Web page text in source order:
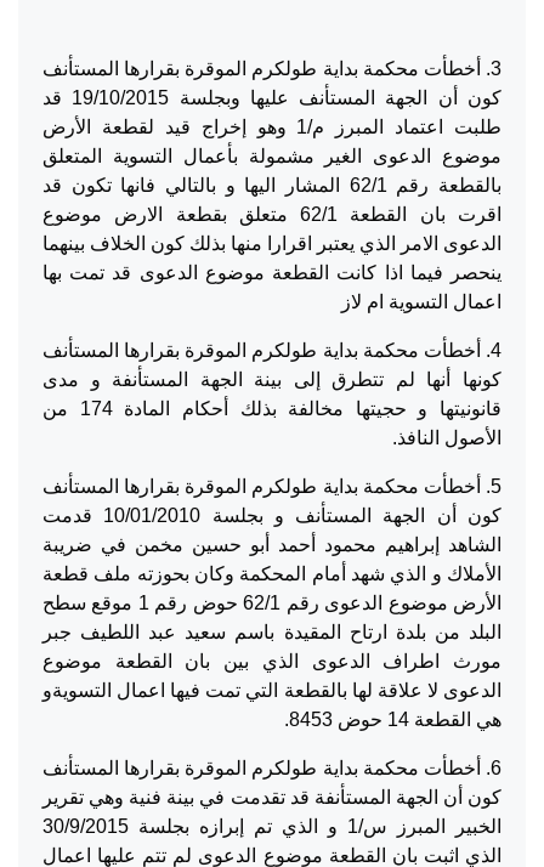
3. أخطأت محكمة بداية طولكرم الموقرة بقرارها المستأنف
كون أن الجهة المستأنف عليها وبجلسة 19/10/2015 قد
طلبت اعتماد المبرز م/1 وهو إخراج قيد لقطعة الأرض
موضوع الدعوى الغير مشمولة بأعمال التسوية المتعلق
بالقطعة رقم 62/1 المشار اليها و بالتالي فانها تكون قد
اقرت بان القطعة 62/1 متعلق بقطعة الارض موضوع
الدعوى الامر الذي يعتبر اقرارا منها بذلك كون الخلاف بينهما
ينحصر فيما اذا كانت القطعة موضوع الدعوى قد تمت بها
اعمال التسوية ام لاز
4. أخطأت محكمة بداية طولكرم الموقرة بقرارها المستأنف
كونها أنها لم تتطرق إلى بينة الجهة المستأنفة و مدى
قانونيتها و حجيتها مخالفة بذلك أحكام المادة 174 من
الأصول النافذ.
5. أخطأت محكمة بداية طولكرم الموقرة بقرارها المستأنف
كون أن الجهة المستأنف و بجلسة 10/01/2010 قدمت
الشاهد إبراهيم محمود أحمد أبو حسين مخمن في ضريبة
الأملاك و الذي شهد أمام المحكمة وكان بحوزته ملف قطعة
الأرض موضوع الدعوى رقم 62/1 حوض رقم 1 موقع سطح
البلد من بلدة ارتاح المقيدة باسم سعيد عبد اللطيف جبر
مورث اطراف الدعوى الذي بين بان القطعة موضوع
الدعوى لا علاقة لها بالقطعة التي تمت فيها اعمال التسويةو
هي القطعة 14 حوض 8453.
6. أخطأت محكمة بداية طولكرم الموقرة بقرارها المستأنف
كون أن الجهة المستأنفة قد تقدمت في بينة فنية وهي تقرير
الخبير المبرز س/1 و الذي تم إبرازه بجلسة 30/9/2015
الذي اثبت بان القطعة موضوع الدعوى لم تتم عليها اعمال